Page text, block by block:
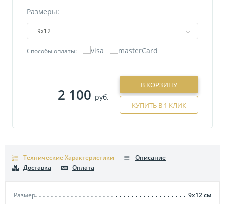
Размеры:
9х12
Способы оплаты:
2 100 руб.
В КОРЗИНУ
КУПИТЬ В 1 КЛИК
Технические Характеристики
Размер 9х12см
Описание
Доставка
Оплата